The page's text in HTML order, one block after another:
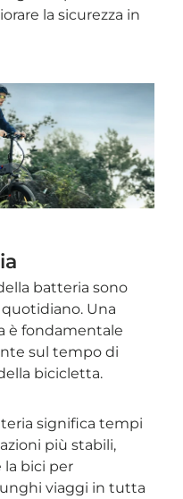
la sicurezza in
batteria sono
Una
è fondamentale
sul tempo di
bicicletta.
significa tempi
più stabili,
bici per
viaggi in tutta